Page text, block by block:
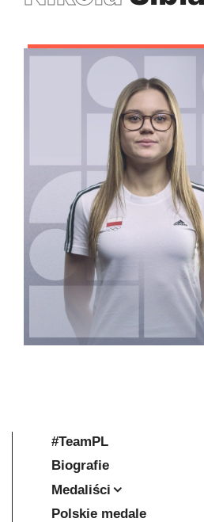
#TeamPL
Biografie
Medaliści
Polskie medale